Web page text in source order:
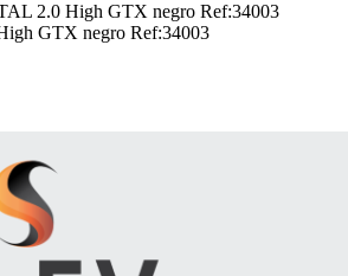
2.0 High GTX negro Ref:34003
GTX negro Ref:34003